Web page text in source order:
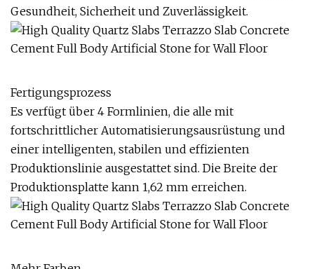
Gesundheit, Sicherheit und Zuverlässigkeit.
Fertigungsprozess
Es verfügt über 4 Formlinien, die alle mit
fortschrittlicher Automatisierungsausrüstung und
einer intelligenten, stabilen und effizienten
Produktionslinie ausgestattet sind. Die Breite der
Produktionsplatte kann 1,62 mm erreichen.